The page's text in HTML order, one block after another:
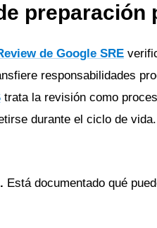
preparación
de Google SRE
responsabilidades
trata la revisión como
durante el ciclo de
Está documentado qué